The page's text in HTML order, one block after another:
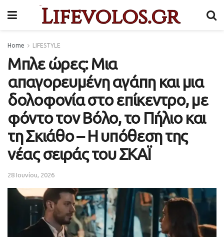
Home LIFESTYLE
Μπλε ώρες: Μια
απαγορευμένη αγάπη και μια
δολοφονία στο επίκεντρο, με
φόντο τον Βόλο, το Πήλιο και
τη Σκιάθο – Η υπόθεση της
νέας σειράς του ΣΚΑΪ
28 Ιουνίου, 2026